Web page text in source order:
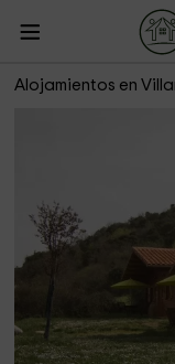
Alojamientos en